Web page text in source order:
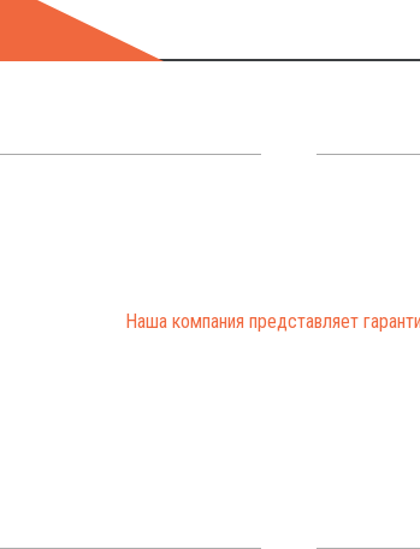
Наша компания представляет